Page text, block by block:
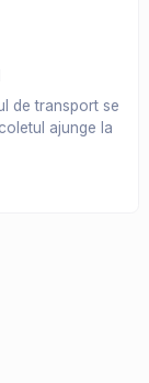
de transport se
ajunge la